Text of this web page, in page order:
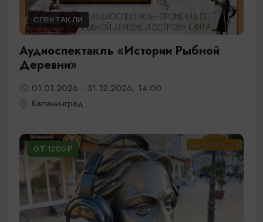
СПЕКТАКЛИ
Аудиоспектакль «Истории Рыбной
Деревни»
01.01.2026 - 31.12.2026, 14:00
Калининград
ОТ 1200₽